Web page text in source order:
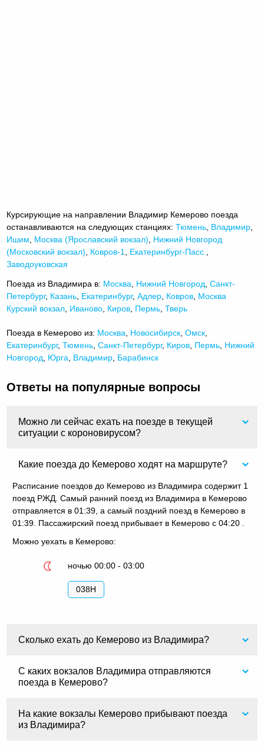
Курсирующие на направлении Владимир Кемерово поезда
останавливаются на следующих станциях:Тюмень Владимир
Ишим
Москва (Ярославский вокзал)
Нижний Новгород
(Московский вокзал)
Ковров-1 Екатеринбург-Пасс.
Заводоуковская
Поезда из Владимира в: Москва Нижний Новгород ,Санкт-
Петербург, Казань Екатеринбург,Адлер Ковров Москва
Курский вокзал Иваново Киров Пермь ,Тверь
Поезда в Кемерово из: Москва Новосибирск ,Омск
Екатеринбург,Тюмень ,Санкт-Петербург, Киров Пермь Нижний
Новгород
Юрга Владимир Барабинск
Ответы на популярные вопросы
Можно ли сейчас ехать на поезде в текущей
ситуации с короновирусом?
Какие поезда до Кемерово ходят на маршруте?
Расписание поездов до Кемерово из Владимира содержит 1
поезд РЖД. Самый ранний поезд из Владимира в Кемерово
отправляется в 01:39, а самый поздний поезд в Кемерово в
01:39. Пассажирский поезд прибывает в Кемерово с 04:20 .
Можно уехать в Кемерово:
ночью 00:00 - 03:00
038Н
Сколько ехать до Кемерово из Владимира?
С каких вокзалов Владимира отправляются
поезда в Кемерово?
На какие вокзалы Кемерово прибывают поезда
из Владимира?